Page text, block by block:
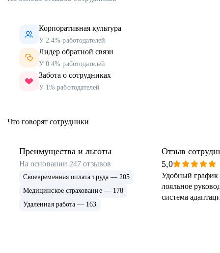
Корпоративная культура
У 2.4% работодателей
Лидер обратной связи
У 0.4% работодателей
Забота о сотрудниках
У 1% работодателей
Что говорят сотрудники
Преимущества и льготы
На основании 247 отзывов
Своевременная оплата труда — 205
Медицинское страхование — 178
Удаленная работа — 163
Отзыв
5,0
Удобный график
лояльное
система